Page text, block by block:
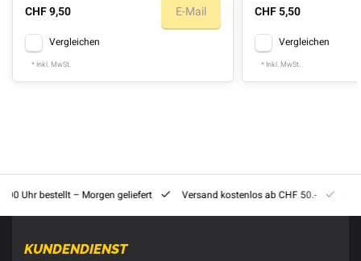
CHF 9,50 E-Mail
Vergleichen
* Inkl. MwSt.
CHF 5,50
Vergleichen
* Inkl. MwSt.
Uhr bestellt – Morgen geliefert Versand kostenlos ab CHF 50.-
KUNDENDIENST